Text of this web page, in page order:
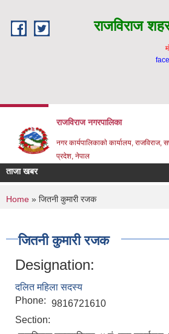
राजविराज
राजविराज नगरपालिका
नगर कार्यपालिकाकाे कार्यालय, राजविराज,
प्रदेश, नेपाल
ताजा खबर
You are here
Home » जितनी कुमारी रजक
जितनी कुमारी रजक
Designation:
दलित महिला सदस्य
Phone: 9816721610
Section: